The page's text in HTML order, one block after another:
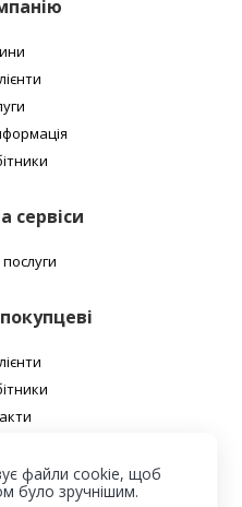
сервіси
файли cookie, щоб
було зручнішим.